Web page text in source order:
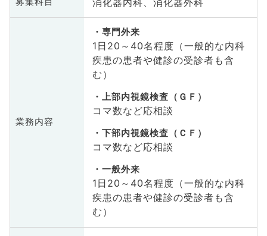
業務内容
専門外来
1日20～40名程度（一般的な内科
疾患の患者や健診の受診者も含
む）
上部内視鏡検査（ＧＦ）
コマ数など応相談
下部内視鏡検査（ＣＦ）
コマ数など応相談
一般外来
1日20～40名程度（一般的な内科
疾患の患者や健診の受診者も含
む）